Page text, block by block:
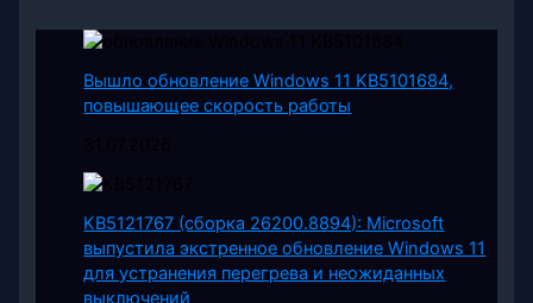
Вышло обновление Windows 11 KB5101684,
повышающее скорость работы
KB5121767 (сборка 26200.8894): Microsoft
выпустила экстренное обновление Windows 11
для устранения перегрева и неожиданных
выключений